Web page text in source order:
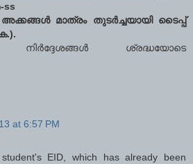
ss
മാത്രം തുടര്‍ച്ചയായി ടൈപ്പ്
നിര്‍ദ്ദേശങ്ങള്‍ ശ്രദ്ധയോടെ
at 6:57 PM
EID, which has already been